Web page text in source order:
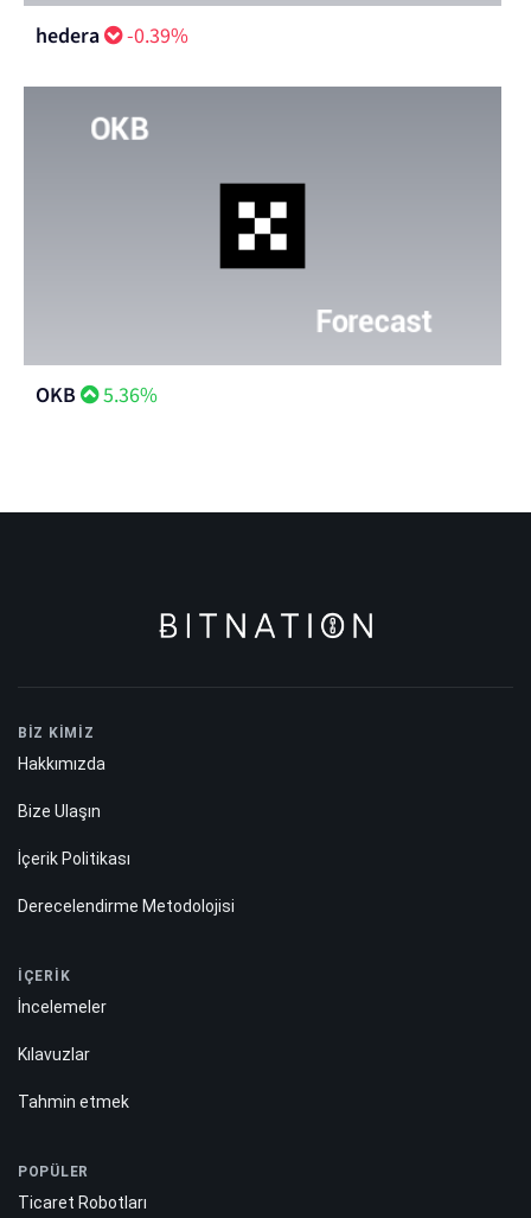
hedera -0.39%
OKB 5.36%
BİZ KİMİZ
Hakkımızda
Bize Ulaşın
İçerik Politikası
Derecelendirme Metodolojisi
İÇERİK
İncelemeler
Kılavuzlar
Tahmin etmek
POPÜLER
Ticaret Robotları